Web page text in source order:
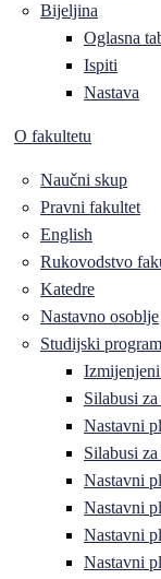
Bijeljina
Oglasna
Ispiti
Nastava
O fakultetu
Naučni skup
Pravni fakultet
English
Rukovodstvo
Katedre
Nastavno osoblje
Studijski
Silabusi
Nastavni
Silabusi
Nastavni
Nastavni
Nastavni
Nastavni